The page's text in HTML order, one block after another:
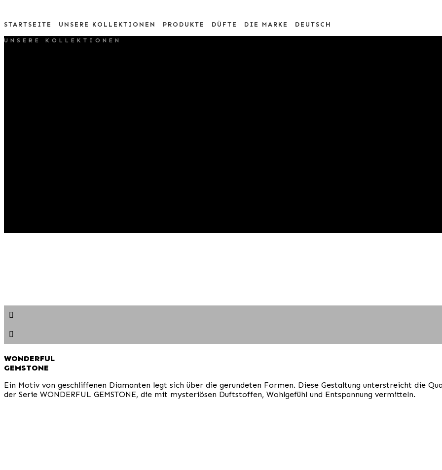
STARTSEITE UNSERE KOLLEKTIONEN PRODUKTE DÜFTE DIE MARKE DEUTSCH
UNSERE KOLLEKTIONEN
WONDERFUL
GEMSTONE
Ein Motiv von geschliffenen Diamanten legt sich über die gerundeten Formen. Diese Gestaltung unterstreicht die
der Serie WONDERFUL GEMSTONE, die mit mysteriösen Duftstoffen, Wohlgefühl und Entspannung vermitteln.